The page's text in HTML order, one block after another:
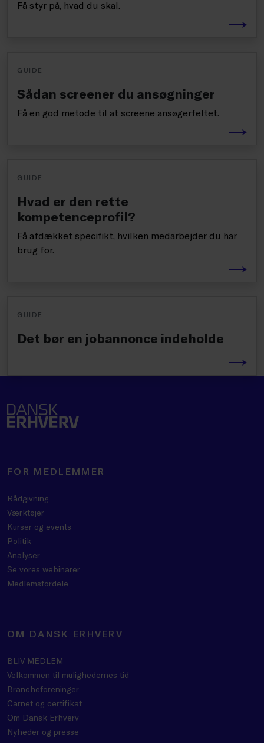
Få styr på, hvad du skal.
GUIDE
Sådan screener du ansøgninger
Få en god metode til at screene ansøgerfeltet.
GUIDE
Hvad er den rette
kompetenceprofil?
Få afdækket specifikt, hvilken medarbejder du har
brug for.
GUIDE
Det bør en jobannonce indeholde
FOR MEDLEMMER
Rådgivning
Værktøjer
Kurser og events
Politik
Analyser
Se vores webinarer
Medlemsfordele
OM DANSK ERHVERV
BLIV MEDLEM
Velkommen til mulighedernes tid
Brancheforeninger
Carnet og certifikat
Om Dansk Erhverv
Nyheder og presse